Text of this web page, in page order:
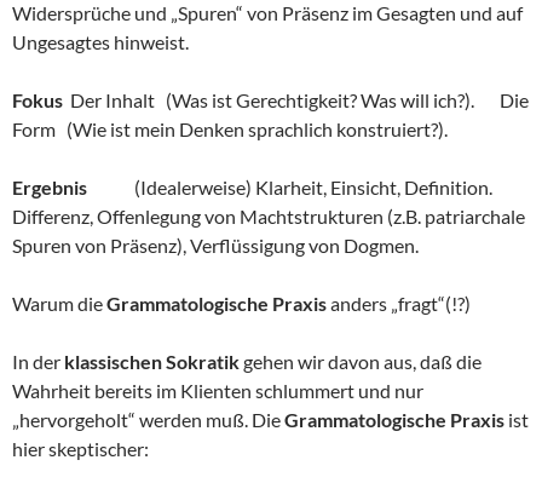
Widersprüche und „Spuren“ von Präsenz im Gesagten und auf
Ungesagtes hinweist.
Fokus Der Inhalt (Was ist Gerechtigkeit? Was will ich?). Die
Form (Wie ist mein Denken sprachlich konstruiert?).
Ergebnis (Idealerweise) Klarheit, Einsicht, Definition.
Differenz, Offenlegung von Machtstrukturen (z.B. patriarchale
Spuren von Präsenz), Verflüssigung von Dogmen.
Warum dieGrammatologische Praxisanders „fragt“(!?)
In der klassischen Sokratikgehen wir davon aus, daß die
Wahrheit bereits im Klienten schlummert und nur
„hervorgeholt“ werden muß. DieGrammatologische Praxis ist
hier skeptischer: